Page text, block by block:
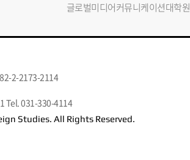
글로벌미디어커뮤니케이션대학원
2-2173-2114
Tel. 031-330-4114
Studies. All Rights Reserved.